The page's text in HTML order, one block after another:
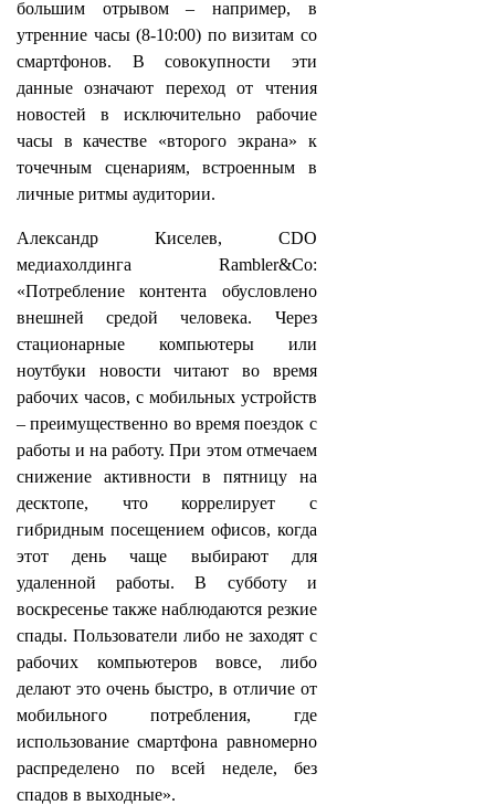
большим отрывом – например, в
утренние часы (8-10:00) по визитам со
смартфонов. В совокупности эти
данные означают переход от чтения
новостей в исключительно рабочие
часы в качестве «второго экрана» к
точечным сценариям, встроенным в
личные ритмы аудитории.
Александр Киселев, CDO
медиахолдинга Rambler&Co:
«Потребление контента обусловлено
внешней средой человека. Через
стационарные компьютеры или
ноутбуки новости читают во время
рабочих часов, с мобильных устройств
– преимущественно во время поездок с
работы и на работу. При этом отмечаем
снижение активности в пятницу на
десктопе, что коррелирует с
гибридным посещением офисов, когда
этот день чаще выбирают для
удаленной работы. В субботу и
воскресенье также наблюдаются резкие
спады. Пользователи либо не заходят с
рабочих компьютеров вовсе, либо
делают это очень быстро, в отличие от
мобильного потребления, где
использование смартфона равномерно
распределено по всей неделе, без
спадов в выходные».